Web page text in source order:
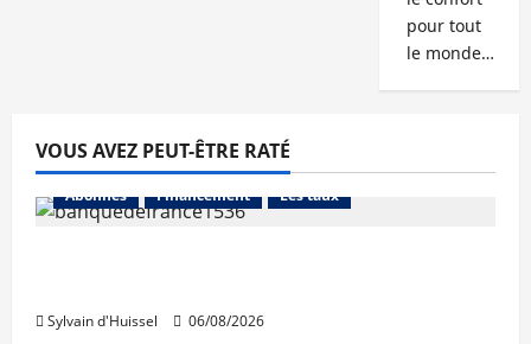
pour tout
le monde…
VOUS AVEZ PEUT-ÊTRE RATÉ
Abonnés Financement Les taux
Sylvain d'Huissel 06/08/2026
Abonnés Financement